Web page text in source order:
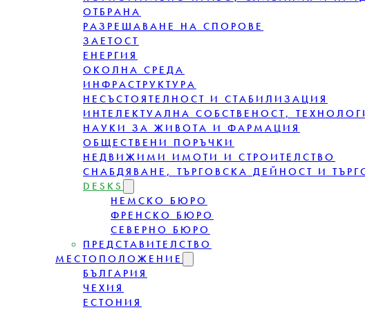
ОТБРАНА
РАЗРЕШАВАНЕ НА СПОРОВЕ
ЗАЕТОСТ
ЕНЕРГИЯ
ОКОЛНА СРЕДА
ИНФРАСТРУКТУРА
НЕСЪСТОЯТЕЛНОСТ И СТАБИЛИЗАЦИЯ
ИНТЕЛЕКТУАЛНА СОБСТВЕНОСТ,
НАУКИ ЗА ЖИВОТА И ФАРМАЦИЯ
ОБЩЕСТВЕНИ ПОРЪЧКИ
НЕДВИЖИМИ ИМОТИ И СТРОИТЕЛСТВО
СНАБДЯВАНЕ, ТЪРГОВСКА ДЕЙНОСТ И
DESKS
НЕМСКО БЮРО
ФРЕНСКО БЮРО
СЕВЕРНО БЮРО
ПРЕДСТАВИТЕЛСТВО
МЕСТОПОЛОЖЕНИЕ
БЪЛГАРИЯ
ЧЕХИЯ
ЕСТОНИЯ